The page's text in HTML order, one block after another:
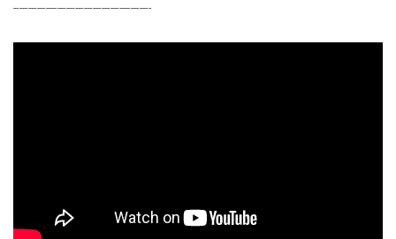
-----------------------------------------------